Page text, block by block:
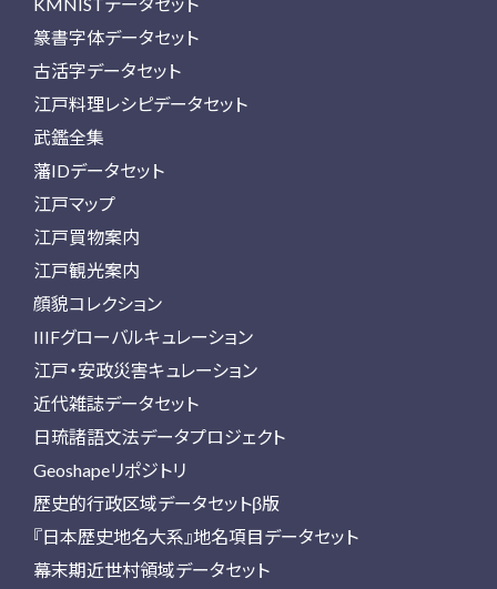
篆書字体データセット
古活字データセット
江戸料理レシピデータセット
武鑑全集
藩IDデータセット
江戸マップ
江戸買物案内
江戸観光案内
顔貌コレクション
IIIFグローバルキュレーション
江戸・安政災害キュレーション
近代雑誌データセット
日琉諸語文法データプロジェクト
Geoshapeリポジトリ
歴史的行政区域データセットβ版
『日本歴史地名大系』地名項目データセット
幕末期近世村領域データセット